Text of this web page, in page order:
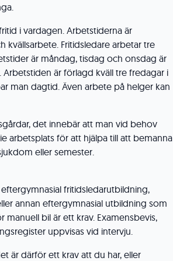
i vardagen. Arbetstiderna är
kvällsarbete. Fritidsledare arbetar tre
är måndag, tisdag och onsdag är
Arbetstiden är förlagd kväll tre fredagar i
man dagtid. Även arbete på helger kan
det innebär att man vid behov
arbetsplats för att hjälpa till att bemanna
eller semester.
fritidsledarutbildning,
annan eftergymnasial utbildning som
bil är ett krav. Examensbevis,
uppvisas vid intervju.
är därför ett krav att du har, eller